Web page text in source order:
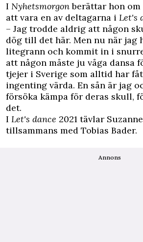
I Nyhetsmorgonberättar hon
att vara en av deltagarna i Let's
– Jag trodde aldrig att någon
dög till det här. Men nu när jag
litegrann och kommit in i
att någon måste ju våga dansa
tjejer i Sverige som alltid har
ingenting värda. En sån är jag
försöka kämpa för deras skull,
det.
I Let's dance 2021 tävlar
tillsammans med Tobias Bader.
Annons